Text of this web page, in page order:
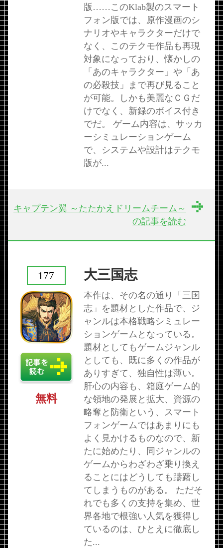
版……このKlab製のスマート
フォン版では、原作漫画のシ
ナリオやキャラクターだけで
なく、このテクモ作品も再現
対象になっており、懐かしの
「あのキャラクター」や「あ
の必殺技」まで再び見ること
が可能。しかも美麗なＣＧだ
けでなく、新録のボイス付き
でだ。 ゲーム内容は、サッカ
ーシミュレーションゲーム
で、システムや設計はテクモ
版が...
キャプテン翼 ～たたかえドリームチーム～
の記事を読む
大三国志
本作は、その名の通り「三国
志」を題材とした作品で、ジ
ャンルは本格戦略シミュレー
ションゲームとなっている。
題材としてもゲームジャンル
としても、既に多くの作品が
ありすぎて、独自性は薄い。
肝心の内容も、箱庭ゲーム的
な領地の発展と拡大、資源の
略奪と防衛という、スマート
フォンゲームではあまりにも
よく見かけるものなので、新
たに始めたり、同ジャンルの
ゲームからわざわざ乗り換え
ることにはどうしても躊躇し
てしまうものがある。 ただそ
れでも多くの支持を集め、世
界各地で根強い人気を獲得し
ているのは、ひとえに徹底し
た...
177
無料